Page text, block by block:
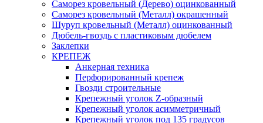
Саморез кровельный (Дерево) оцинкованный
Саморез кровельный (Металл) окрашенный
Шуруп кровельный (Металл) оцинкованный
Дюбель-гвоздь с пластиковым дюбелем
Заклепки
КРЕПЕЖ
Анкерная техника
Перфорированный крепеж
Гвозди строительные
Крепежный уголок Z-образный
Крепежный уголок асимметричный
Крепежный уголок под 135 градусов